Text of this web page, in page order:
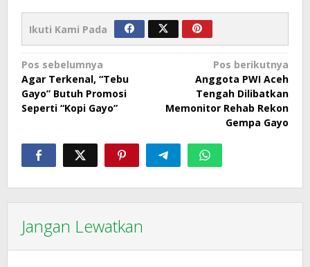
Ikuti Kami Pada
Navigasi
pos
Pos sebelumnya
Agar Terkenal, “Tebu
Gayo” Butuh Promosi
Seperti “Kopi Gayo”
Pos berikutnya
Anggota PWI Aceh
Tengah Dilibatkan
Memonitor Rehab Rekon
Gempa Gayo
Jangan Lewatkan